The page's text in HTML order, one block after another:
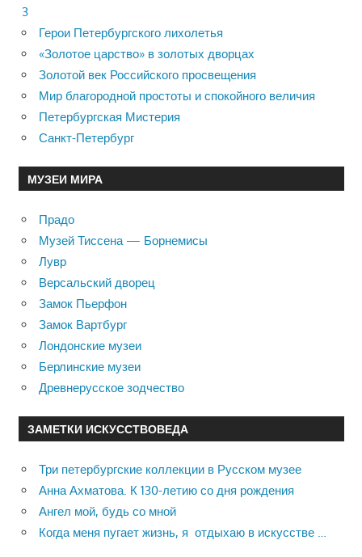
3
Герои Петербургского лихолетья
«Золотое царство» в золотых дворцах
Золотой век Российского просвещения
Мир благородной простоты и спокойного величия
Петербургская Мистерия
Санкт-Петербург
МУЗЕИ МИРА
Прадо
Музей Тиссена — Борнемисы
Лувр
Версальский дворец
Замок Пьерфон
Замок Вартбург
Лондонские музеи
Берлинские музеи
Древнерусское зодчество
ЗАМЕТКИ ИСКУССТВОВЕДА
Три петербургские коллекции в Русском музее
Анна Ахматова. К 130-летию со дня рождения
Ангел мой, будь со мной
Когда меня пугает жизнь, я отдыхаю в искусстве …